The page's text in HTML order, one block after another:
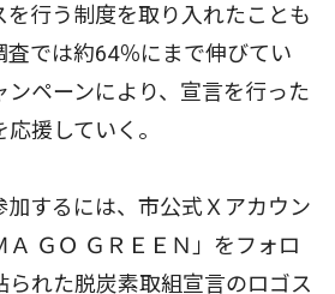
を行う制度を取り入れたことも
査では約64％にまで伸びてい
ンペーンにより、宣言を行った
援していく。
するには、市公式Ｘアカウン
Ａ ＧＯ ＧＲＥＥＮ」をフォロ
られた脱炭素取組宣言のロゴス